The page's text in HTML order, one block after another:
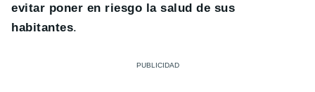
evitar poner en riesgo la salud de sus
habitantes.